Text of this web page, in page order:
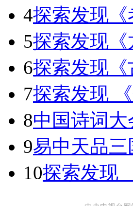
4探索发现
5探索发现
6探索发现
7探索发现
8中国诗词大
9易中天品三
10探索发现